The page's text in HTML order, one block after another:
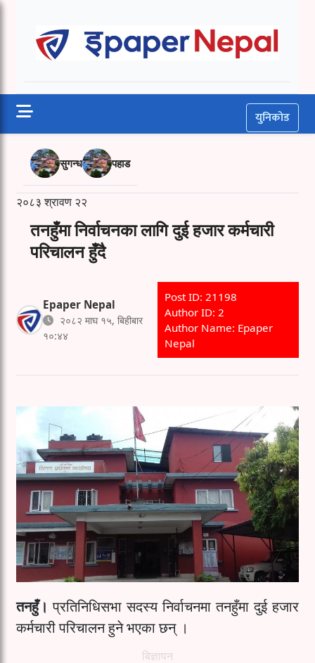
Skip
contentEpaper Nepal
युनिकोड
सुगन्ध पहाड
२०८३ श्रावण २२
तनहुँमा निर्वाचनका लागि दुई हजार कर्मचारी
परिचालन हुँदै
Epaper Nepal
२०८२ माघ १५, बिहीबार
१०:४४
Post ID: 21198
Author ID: 2
Author Name: Epaper
Nepal
तनहुँ। प्रतिनिधिसभा सदस्य निर्वाचनमा तनहुँमा दुई हजार
कर्मचारी परिचालन हुने भएका छन् ।
बिज्ञापन